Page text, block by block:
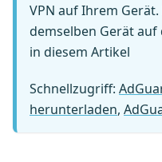
VPN auf Ihrem
demselben Gerät
in diesem Artikel
Schnellzugriff:
herunterladen,